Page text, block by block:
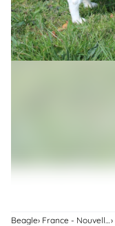
Connexion
Beagle